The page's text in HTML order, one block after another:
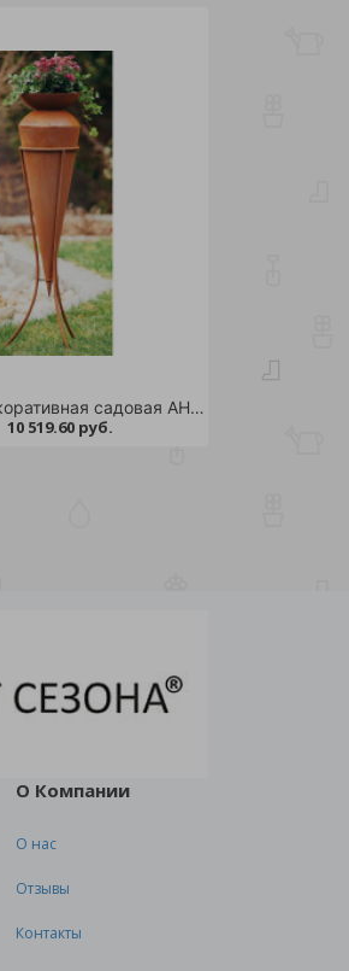
Амфора декоративная садовая АНТИК h-140см /1
10 519.60 руб.
О Компании
О нас
Отзывы
Контакты